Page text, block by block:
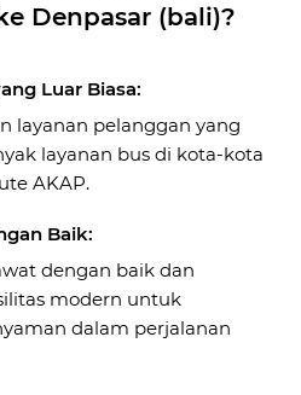
Denpasar (bali)?
Luar Biasa:
layanan pelanggan yang
layanan bus di kota-kota
AKAP.
Baik:
dengan baik dan
modern untuk
dalam perjalanan